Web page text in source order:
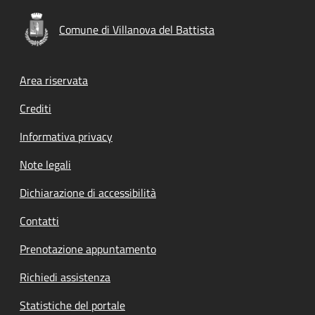
Comune di Villanova del Battista
Footer menu
Area riservata
Crediti
Informativa privacy
Note legali
Dichiarazione di accessibilità
Contatti
Prenotazione appuntamento
Richiedi assistenza
Statistiche del portale